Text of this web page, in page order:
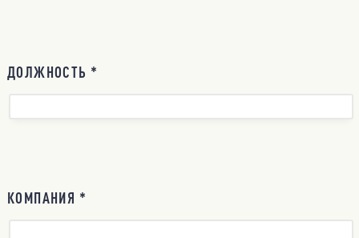
ДОЛЖНОСТЬ *
КОМПАНИЯ *